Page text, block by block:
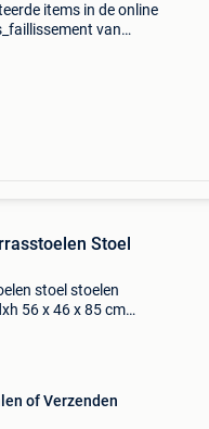
items in de online
van
Stoel
stoel stoelen
56 x 46 x 85 cm
of Verzenden